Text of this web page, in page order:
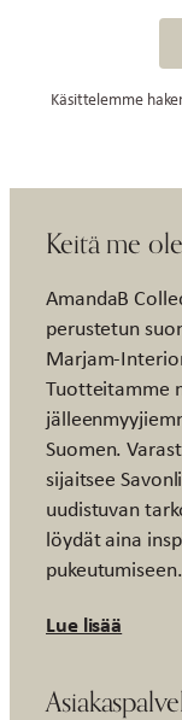
Käsittelemme
Keitä me
AmandaB
perustetun
Marjam-
Tuotteitamme
Suomen.
sijaitsee
uudistuvan
löydät aina
pukeutumiseen.
Lue lisää